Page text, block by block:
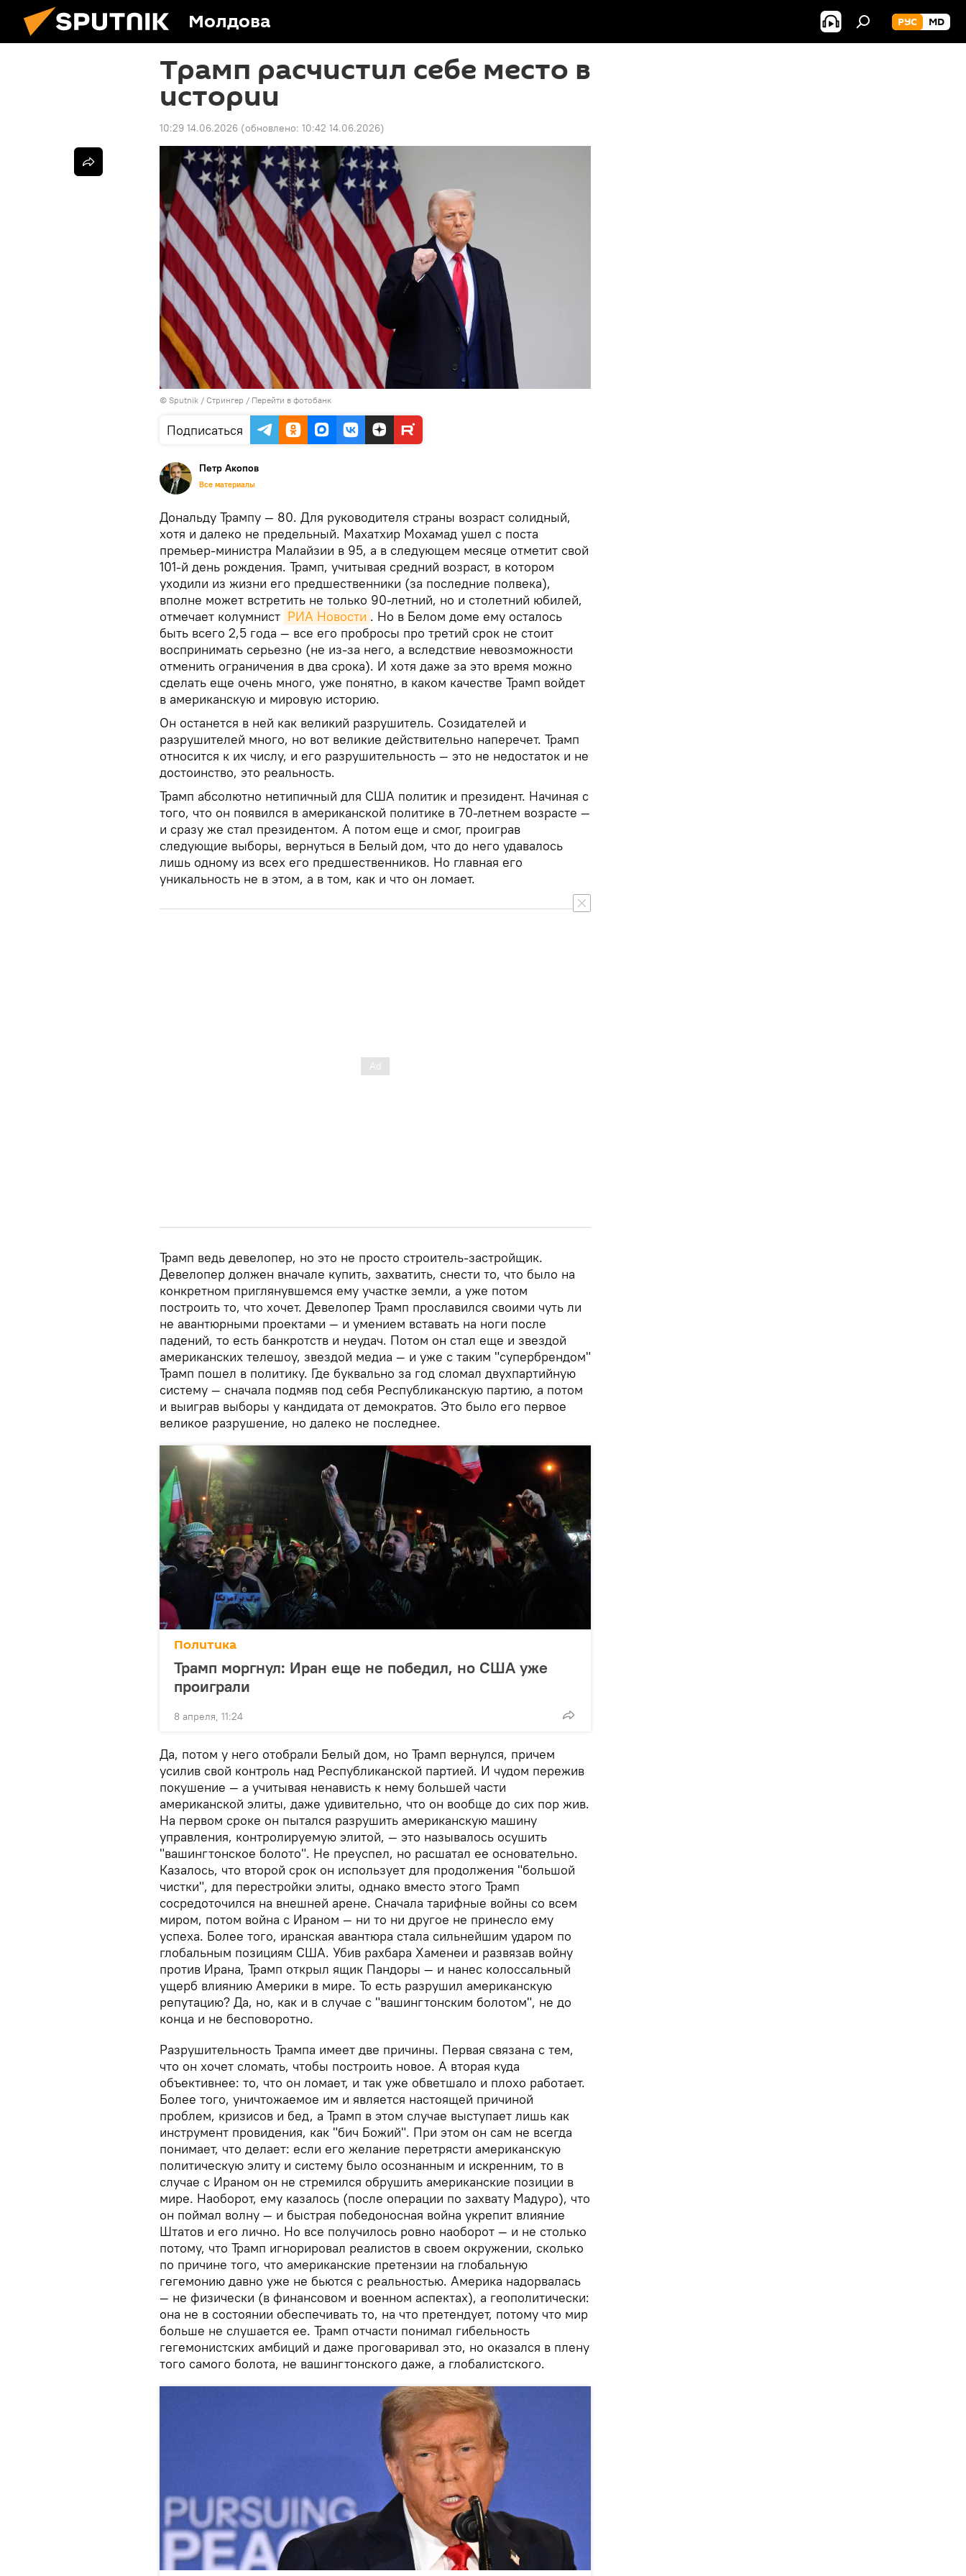
Молдова РУС MD
Трамп расчистил себе место в
истории
10:29 14.06.2026 (обновлено: 10:42 14.06.2026)
© Sputnik / Стрингер / Перейти в фотобанк
Подписаться
Петр Акопов
Все материалы
Дональду Трампу — 80. Для руководителя страны возраст солидный,
хотя и далеко не предельный. Махатхир Мохамад ушел с поста
премьер-министра Малайзии в 95, а в следующем месяце отметит свой
101-й день рождения. Трамп, учитывая средний возраст, в котором
уходили из жизни его предшественники (за последние полвека),
вполне может встретить не только 90-летний, но и столетний юбилей,
отмечает колумнист РИА Новости . Но в Белом доме ему осталось
быть всего 2,5 года — все его пробросы про третий срок не стоит
воспринимать серьезно (не из-за него, а вследствие невозможности
отменить ограничения в два срока). И хотя даже за это время можно
сделать еще очень много, уже понятно, в каком качестве Трамп войдет
в американскую и мировую историю.
Он останется в ней как великий разрушитель. Созидателей и
разрушителей много, но вот великие действительно наперечет. Трамп
относится к их числу, и его разрушительность — это не недостаток и не
достоинство, это реальность.
Трамп абсолютно нетипичный для США политик и президент. Начиная с
того, что он появился в американской политике в 70-летнем возрасте —
и сразу же стал президентом. А потом еще и смог, проиграв
следующие выборы, вернуться в Белый дом, что до него удавалось
лишь одному из всех его предшественников. Но главная его
уникальность не в этом, а в том, как и что он ломает.
Трамп ведь девелопер, но это не просто строитель-застройщик.
Девелопер должен вначале купить, захватить, снести то, что было на
конкретном приглянувшемся ему участке земли, а уже потом
построить то, что хочет. Девелопер Трамп прославился своими чуть ли
не авантюрными проектами — и умением вставать на ноги после
падений, то есть банкротств и неудач. Потом он стал еще и звездой
американских телешоу, звездой медиа — и уже с таким "супербрендом"
Трамп пошел в политику. Где буквально за год сломал двухпартийную
систему — сначала подмяв под себя Республиканскую партию, а потом
и выиграв выборы у кандидата от демократов. Это было его первое
великое разрушение, но далеко не последнее.
Политика
Трамп моргнул: Иран еще не победил, но США уже
проиграли
8 апреля, 11:24
Да, потом у него отобрали Белый дом, но Трамп вернулся, причем
усилив свой контроль над Республиканской партией. И чудом пережив
покушение — а учитывая ненависть к нему большей части
американской элиты, даже удивительно, что он вообще до сих пор жив.
На первом сроке он пытался разрушить американскую машину
управления, контролируемую элитой, — это называлось осушить
"вашингтонское болото". Не преуспел, но расшатал ее основательно.
Казалось, что второй срок он использует для продолжения "большой
чистки", для перестройки элиты, однако вместо этого Трамп
сосредоточился на внешней арене. Сначала тарифные войны со всем
миром, потом война с Ираном — ни то ни другое не принесло ему
успеха. Более того, иранская авантюра стала сильнейшим ударом по
глобальным позициям США. Убив рахбара Хаменеи и развязав войну
против Ирана, Трамп открыл ящик Пандоры — и нанес колоссальный
ущерб влиянию Америки в мире. То есть разрушил американскую
репутацию? Да, но, как и в случае с "вашингтонским болотом", не до
конца и не бесповоротно.
Разрушительность Трампа имеет две причины. Первая связана с тем,
что он хочет сломать, чтобы построить новое. А вторая куда
объективнее: то, что он ломает, и так уже обветшало и плохо работает.
Более того, уничтожаемое им и является настоящей причиной
проблем, кризисов и бед, а Трамп в этом случае выступает лишь как
инструмент провидения, как "бич Божий". При этом он сам не всегда
понимает, что делает: если его желание перетрясти американскую
политическую элиту и систему было осознанным и искренним, то в
случае с Ираном он не стремился обрушить американские позиции в
мире. Наоборот, ему казалось (после операции по захвату Мадуро), что
он поймал волну — и быстрая победоносная война укрепит влияние
Штатов и его лично. Но все получилось ровно наоборот — и не столько
потому, что Трамп игнорировал реалистов в своем окружении, сколько
по причине того, что американские претензии на глобальную
гегемонию давно уже не бьются с реальностью. Америка надорвалась
— не физически (в финансовом и военном аспектах), а геополитически:
она не в состоянии обеспечивать то, на что претендует, потому что мир
больше не слушается ее. Трамп отчасти понимал гибельность
гегемонистских амбиций и даже проговаривал это, но оказался в плену
того самого болота, не вашингтонского даже, а глобалистского.